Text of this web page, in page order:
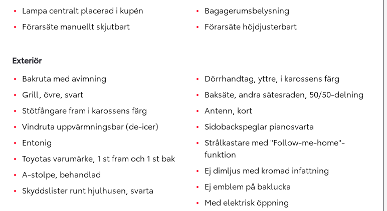
Lampa centralt placerad i kupén
Förarsäte manuellt skjutbart
Bagagerumsbelysning
Förarsäte höjdjusterbart
Exteriör
Bakruta med avimning
Grill, övre, svart
Stötfångare fram i karossens färg
Vindruta uppvärmningsbar (de-icer)
Entonig
Toyotas varumärke, 1 st fram och 1 st bak
A-stolpe, behandlad
Skyddslister runt hjulhusen, svarta
Dörrhandtag, yttre, i karossens färg
Baksäte, andra sätesraden, 50/50-delning
Antenn, kort
Sidobackspeglar pianosvarta
Strålkastare med "Follow-me-home"-
funktion
Ej dimljus med kromad infattning
Ej emblem på baklucka
Med elektrisk öppning